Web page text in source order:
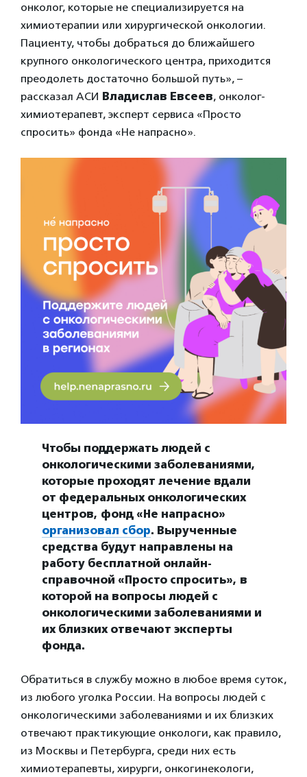
онколог, которые не специализируется на
химиотерапии или хирургической онкологии.
Пациенту, чтобы добраться до ближайшего
крупного онкологического центра, приходится
преодолеть достаточно большой путь», –
рассказал АСИ Владислав Евсеев, онколог-
химиотерапевт, эксперт сервиса «Просто
спросить» фонда «Не напрасно».
Чтобы поддержать людей с
онкологическими заболеваниями,
которые проходят лечение вдали
от федеральных онкологических
центров, фонд «Не напрасно»
организовал сбор. Вырученные
средства будут направлены на
работу бесплатной онлайн-
справочной «Просто спросить», в
которой на вопросы людей с
онкологическими заболеваниями и
их близких отвечают эксперты
фонда.
Обратиться в службу можно в любое время суток,
из любого уголка России. На вопросы людей с
онкологическими заболеваниями и их близких
отвечают практикующие онкологи, как правило,
из Москвы и Петербурга, среди них есть
химиотерапевты, хирурги, онкогинекологи,